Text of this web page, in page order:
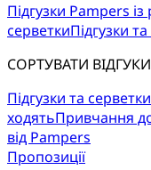
Підгузки Pampers
серветкиПідгузки
СОРТУВАТИ
Підгузки та серветки
ходятьПривчання
від Pampers
Пропозиції